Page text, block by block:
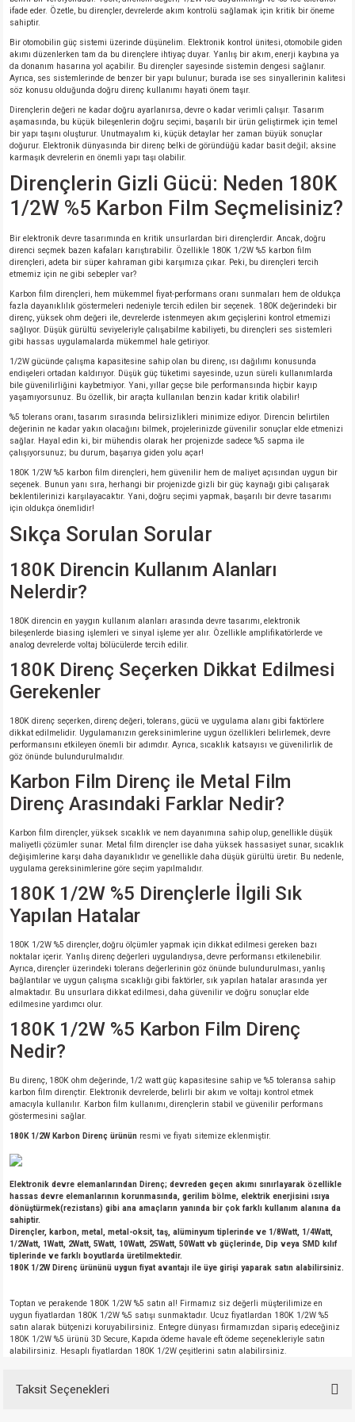
MARKA)
ifade eder. Özetle, bu dirençler, devrelerde akım kontrolü sağlamak için kritik bir öneme
sahiptir.
Bir otomobilin güç sistemi üzerinde düşünelim. Elektronik kontrol ünitesi, otomobile giden
akımı düzenlerken tam da bu dirençlere ihtiyaç duyar. Yanlış bir akım, enerji kaybına ya
da donanım hasarına yol açabilir. Bu dirençler sayesinde sistemin dengesi sağlanır.
Ayrıca, ses sistemlerinde de benzer bir yapı bulunur; burada ise ses sinyallerinin kalitesi
söz konusu olduğunda doğru direnç kullanımı hayati önem taşır.
Dirençlerin değeri ne kadar doğru ayarlanırsa, devre o kadar verimli çalışır. Tasarım
aşamasında, bu küçük bileşenlerin doğru seçimi, başarılı bir ürün geliştirmek için temel
bir yapı taşını oluşturur. Unutmayalım ki, küçük detaylar her zaman büyük sonuçlar
doğurur. Elektronik dünyasında bir direnç belki de göründüğü kadar basit değil; aksine
karmaşık devrelerin en önemli yapı taşı olabilir.
Dirençlerin Gizli Gücü: Neden 180K
1/2W %5 Karbon Film Seçmelisiniz?
Bir elektronik devre tasarımında en kritik unsurlardan biri dirençlerdir. Ancak, doğru
direnci seçmek bazen kafaları karıştırabilir. Özellikle 180K 1/2W %5 karbon film
dirençleri, adeta bir süper kahraman gibi karşımıza çıkar. Peki, bu dirençleri tercih
etmemiz için ne gibi sebepler var?
Karbon film dirençleri, hem mükemmel fiyat-performans oranı sunmaları hem de oldukça
fazla dayanıklılık göstermeleri nedeniyle tercih edilen bir seçenek. 180K değerindeki bir
direnç, yüksek ohm değeri ile, devrelerde istenmeyen akım geçişlerini kontrol etmemizi
sağlıyor. Düşük gürültü seviyeleriyle çalışabilme kabiliyeti, bu dirençleri ses sistemleri
gibi hassas uygulamalarda mükemmel hale getiriyor.
1/2W gücünde çalışma kapasitesine sahip olan bu direnç, ısı dağılımı konusunda
endişeleri ortadan kaldırıyor. Düşük güç tüketimi sayesinde, uzun süreli kullanımlarda
bile güvenilirliğini kaybetmiyor. Yani, yıllar geçse bile performansında hiçbir kayıp
yaşamıyorsunuz. Bu özellik, bir araçta kullanılan benzin kadar kritik olabilir!
%5 tolerans oranı, tasarım sırasında belirsizlikleri minimize ediyor. Direncin belirtilen
değerinin ne kadar yakın olacağını bilmek, projelerinizde güvenilir sonuçlar elde etmenizi
sağlar. Hayal edin ki, bir mühendis olarak her projenizde sadece %5 sapma ile
çalışıyorsunuz; bu durum, başarıya giden yolu açar!
180K 1/2W %5 karbon film dirençleri, hem güvenilir hem de maliyet açısından uygun bir
seçenek. Bunun yanı sıra, herhangi bir projenizde gizli bir güç kaynağı gibi çalışarak
beklentilerinizi karşılayacaktır. Yani, doğru seçimi yapmak, başarılı bir devre tasarımı
için oldukça önemlidir!
Sıkça Sorulan Sorular
180K Direncin Kullanım Alanları
Nelerdir?
180K direncin en yaygın kullanım alanları arasında devre tasarımı, elektronik
bileşenlerde biasing işlemleri ve sinyal işleme yer alır. Özellikle amplifikatörlerde ve
analog devrelerde voltaj bölücülerde tercih edilir.
180K Direnç Seçerken Dikkat Edilmesi
Gerekenler
180K direnç seçerken, direnç değeri, tolerans, gücü ve uygulama alanı gibi faktörlere
dikkat edilmelidir. Uygulamanızın gereksinimlerine uygun özellikleri belirlemek, devre
performansını etkileyen önemli bir adımdır. Ayrıca, sıcaklık katsayısı ve güvenilirlik de
göz önünde bulundurulmalıdır.
Karbon Film Direnç ile Metal Film
Direnç Arasındaki Farklar Nedir?
Karbon film dirençler, yüksek sıcaklık ve nem dayanımına sahip olup, genellikle düşük
maliyetli çözümler sunar. Metal film dirençler ise daha yüksek hassasiyet sunar, sıcaklık
değişimlerine karşı daha dayanıklıdır ve genellikle daha düşük gürültü üretir. Bu nedenle,
uygulama gereksinimlerine göre seçim yapılmalıdır.
180K 1/2W %5 Dirençlerle İlgili Sık
Yapılan Hatalar
180K 1/2W %5 dirençler, doğru ölçümler yapmak için dikkat edilmesi gereken bazı
noktalar içerir. Yanlış direnç değerleri uygulandıysa, devre performansı etkilenebilir.
Ayrıca, dirençler üzerindeki tolerans değerlerinin göz önünde bulundurulması, yanlış
bağlantılar ve uygun çalışma sıcaklığı gibi faktörler, sık yapılan hatalar arasında yer
almaktadır. Bu unsurlara dikkat edilmesi, daha güvenilir ve doğru sonuçlar elde
edilmesine yardımcı olur.
180K 1/2W %5 Karbon Film Direnç
Nedir?
Bu direnç, 180K ohm değerinde, 1/2 watt güç kapasitesine sahip ve %5 toleransa sahip
karbon film dirençtir. Elektronik devrelerde, belirli bir akım ve voltajı kontrol etmek
amacıyla kullanılır. Karbon film kullanımı, dirençlerin stabil ve güvenilir performans
göstermesini sağlar.
180K 1/2W Karbon Direnç ürünün resmi ve fiyatı sitemize eklenmiştir.
Elektronik devre elemanlarından Direnç; devreden geçen akımı sınırlayarak özellikle
hassas devre elemanlarının korunmasında, gerilim bölme, elektrik enerjisini ısıya
dönüştürmek(rezistans) gibi ana amaçların yanında bir çok farklı kullanım alanına da
sahiptir.
Dirençler, karbon, metal, metal-oksit, taş, alüminyum tiplerinde ve 1/8Watt, 1/4Watt,
1/2Watt, 1Watt, 2Watt, 5Watt, 10Watt, 25Watt, 50Watt vb güçlerinde, Dip veya SMD kılıf
tiplerinde ve farklı boyutlarda üretilmektedir.
180K 1/2W Direnç ürününü uygun fiyat avantajı ile üye girişi yaparak satın alabilirsiniz.
Toptan ve perakende 180K 1/2W %5 satın al! Firmamız siz değerli müşterilimize en
uygun fiyatlardan 180K 1/2W %5 satışı sunmaktadır. Ucuz fiyatlardan 180K 1/2W %5
satın alarak bütçenizi koruyabilirsiniz. Entegre dünyası firmamızdan sipariş edeceğiniz
180K 1/2W %5 ürünü 3D Secure, Kapıda ödeme havale eft ödeme seçenekleriyle satın
alabilirsiniz. Hesaplı fiyatlardan 180K 1/2W çeşitlerini satın alabilirsiniz.
Taksit Seçenekleri